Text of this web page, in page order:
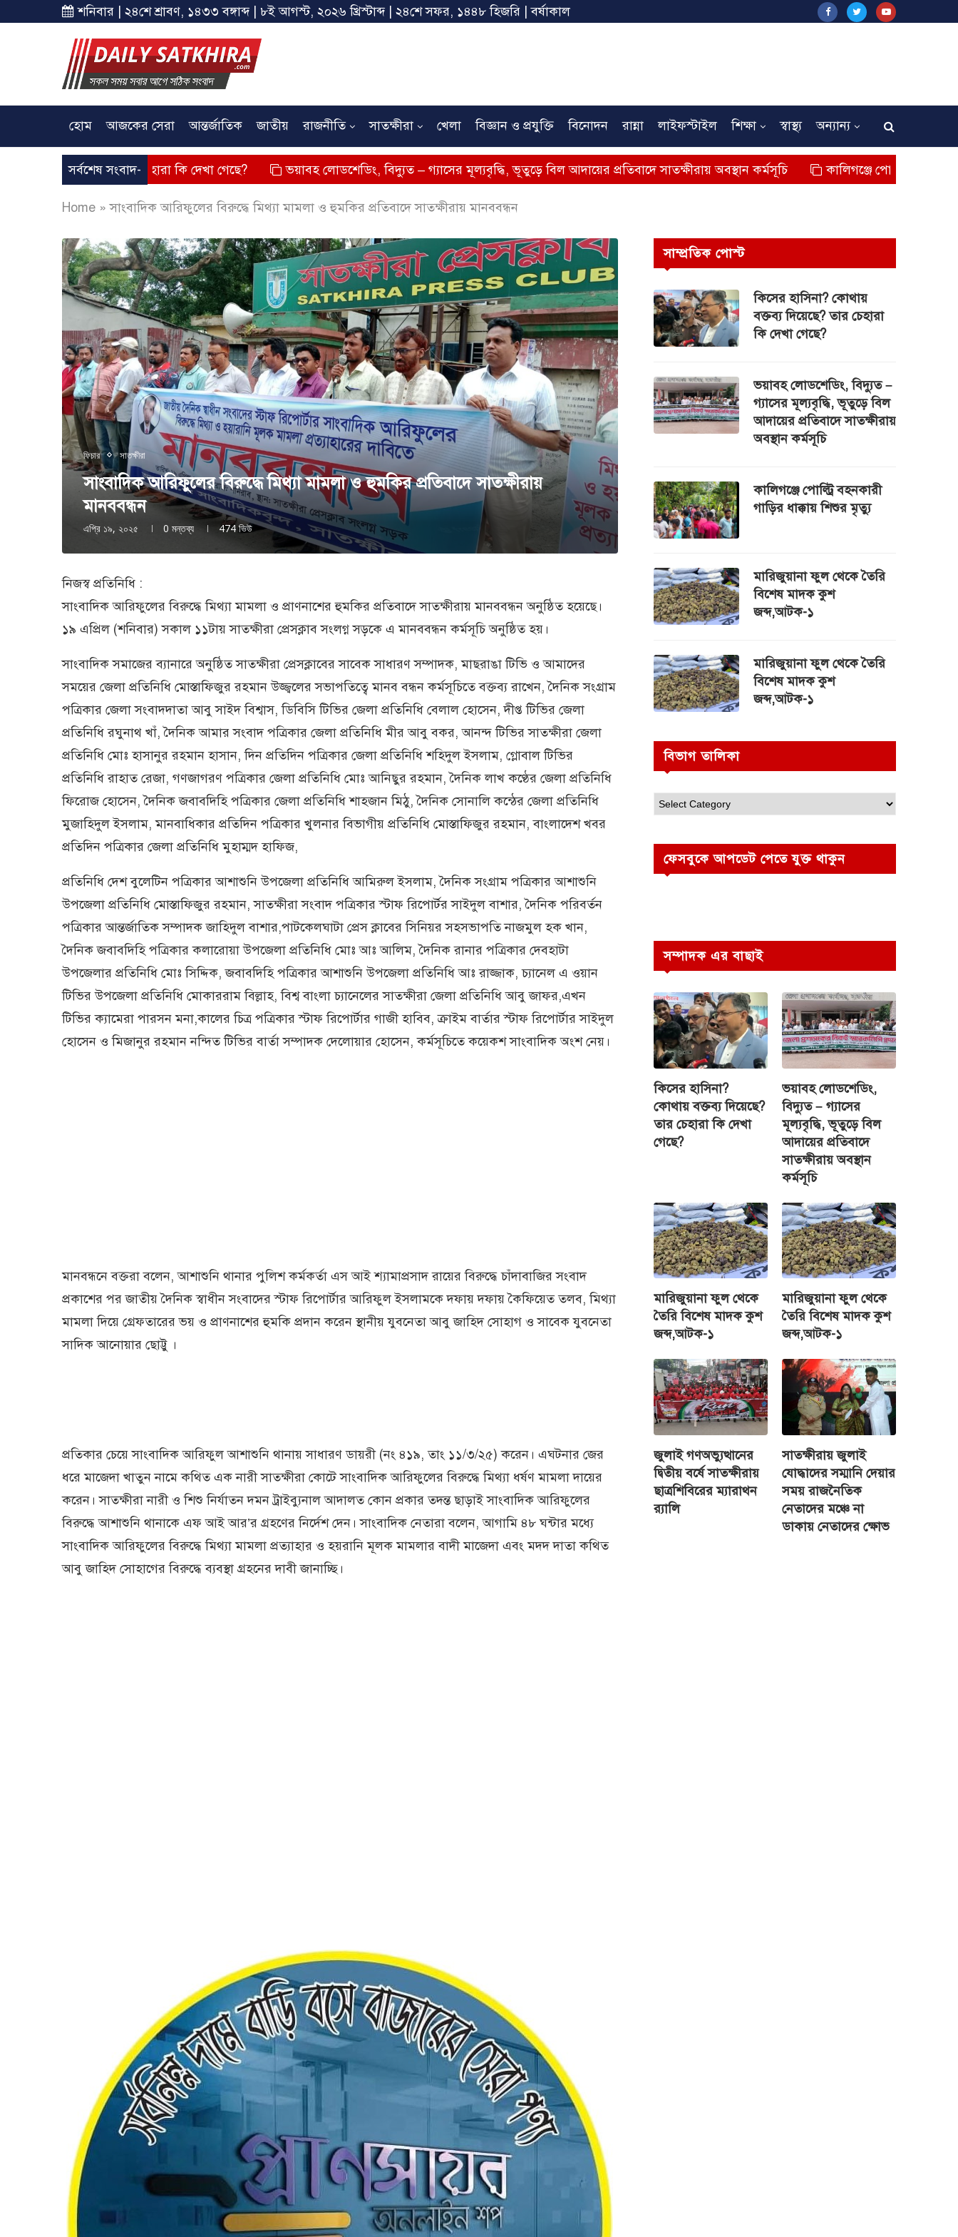
শনিবার | ২৪শে শ্রাবণ, ১৪৩৩ বঙ্গাব্দ | ৮ই আগস্ট, ২০২৬ খ্রিস্টাব্দ | ২৪শে সফর, ১৪৪৮ হিজরি | বর্ষাকাল
হোম আজকের সেরা আন্তর্জাতিক জাতীয় রাজনীতি সাতক্ষীরা খেলা বিজ্ঞান ও প্রযুক্তি বিনোদন রান্না লাইফস্টাইল শিক্ষা স্বাস্থ্য অন্যান্য
সর্বশেষ সংবাদ-
তার চেহারা কি দেখা গেছে? ভয়াবহ লোডশেডিং, বিদ্যুত – গ্যাসের মূল্যবৃদ্ধি, ভূতুড়ে বিল আদায়ের প্রতিবাদে সাতক্ষীরায় অবস্থান কর্মসূচি কালিগঞ্জে পোল্ট্রি বহনকারী গাড়ির
Home »সাংবাদিক আরিফুলের বিরুদ্ধে মিথ্যা মামলা ও হুমকির প্রতিবাদে সাতক্ষীরায় মানববন্ধন
ফিচার সাতক্ষীরা
সাংবাদিক আরিফুলের বিরুদ্ধে মিথ্যা মামলা ও হুমকির প্রতিবাদে সাতক্ষীরায়
মানববন্ধন
এপ্রি ১৯, ২০২৫ 0 মন্তব্য 474ভিউ
নিজস্ব প্রতিনিধি :
সাংবাদিক আরিফুলের বিরুদ্ধে মিথ্যা মামলা ও প্রাণনাশের হুমকির প্রতিবাদে সাতক্ষীরায় মানববন্ধন অনুষ্ঠিত হয়েছে।
১৯ এপ্রিল (শনিবার) সকাল ১১টায় সাতক্ষীরা প্রেসক্লাব সংলগ্ন সড়কে এ মানববন্ধন কর্মসূচি অনুষ্ঠিত হয়।
সাংবাদিক সমাজের ব্যানারে অনুষ্ঠিত সাতক্ষীরা প্রেসক্লাবের সাবেক সাধারণ সম্পাদক, মাছরাঙা টিভি ও আমাদের
সময়ের জেলা প্রতিনিধি মোস্তাফিজুর রহমান উজ্জ্বলের সভাপতিত্বে মানব বন্ধন কর্মসূচিতে বক্তব্য রাখেন, দৈনিক সংগ্রাম
পত্রিকার জেলা সংবাদদাতা আবু সাইদ বিশ্বাস, ডিবিসি টিভির জেলা প্রতিনিধি বেলাল হোসেন, দীপ্ত টিভির জেলা
প্রতিনিধি রঘুনাথ খাঁ, দৈনিক আমার সংবাদ পত্রিকার জেলা প্রতিনিধি মীর আবু বকর, আনন্দ টিভির সাতক্ষীরা জেলা
প্রতিনিধি মোঃ হাসানুর রহমান হাসান, দিন প্রতিদিন পত্রিকার জেলা প্রতিনিধি শহিদুল ইসলাম, গ্লোবাল টিভির
প্রতিনিধি রাহাত রেজা, গণজাগরণ পত্রিকার জেলা প্রতিনিধি মোঃ আনিছুর রহমান, দৈনিক লাখ কণ্ঠের জেলা প্রতিনিধি
ফিরোজ হোসেন, দৈনিক জবাবদিহি পত্রিকার জেলা প্রতিনিধি শাহজান মিঠু, দৈনিক সোনালি কন্ঠের জেলা প্রতিনিধি
মুজাহিদুল ইসলাম, মানবাধিকার প্রতিদিন পত্রিকার খুলনার বিভাগীয় প্রতিনিধি মোস্তাফিজুর রহমান, বাংলাদেশ খবর
প্রতিদিন পত্রিকার জেলা প্রতিনিধি মুহাম্মদ হাফিজ,
প্রতিনিধি দেশ বুলেটিন পত্রিকার আশাশুনি উপজেলা প্রতিনিধি আমিরুল ইসলাম, দৈনিক সংগ্রাম পত্রিকার আশাশুনি
উপজেলা প্রতিনিধি মোস্তাফিজুর রহমান, সাতক্ষীরা সংবাদ পত্রিকার স্টাফ রিপোর্টর সাইদুল বাশার, দৈনিক পরিবর্তন
পত্রিকার আন্তর্জাতিক সম্পাদক জাহিদুল বাশার,পাটকেলঘাটা প্রেস ক্লাবের সিনিয়র সহসভাপতি নাজমুল হক খান,
দৈনিক জবাবদিহি পত্রিকার কলারোয়া উপজেলা প্রতিনিধি মোঃ আঃ আলিম, দৈনিক রানার পত্রিকার দেবহাটা
উপজেলার প্রতিনিধি মোঃ সিদ্দিক, জবাবদিহি পত্রিকার আশাশুনি উপজেলা প্রতিনিধি আঃ রাজ্জাক, চ্যানেল এ ওয়ান
টিভির উপজেলা প্রতিনিধি মোকাররাম বিল্লাহ, বিশ্ব বাংলা চ্যানেলের সাতক্ষীরা জেলা প্রতিনিধি আবু জাফর,এখন
টিভির ক্যামেরা পারসন মনা,কালের চিত্র পত্রিকার স্টাফ রিপোর্টার গাজী হাবিব, ক্রাইম বার্তার স্টাফ রিপোর্টার সাইদুল
হোসেন ও মিজানুর রহমান নন্দিত টিভির বার্তা সম্পাদক দেলোয়ার হোসেন, কর্মসূচিতে কয়েকশ সাংবাদিক অংশ নেয়।
মানবন্ধনে বক্তরা বলেন, আশাশুনি থানার পুলিশ কর্মকর্তা এস আই শ্যামাপ্রসাদ রায়ের বিরুদ্ধে চাঁদাবাজির সংবাদ
প্রকাশের পর জাতীয় দৈনিক স্বাধীন সংবাদের স্টাফ রিপোর্টার আরিফুল ইসলামকে দফায় দফায় কৈফিয়েত তলব, মিথ্যা
মামলা দিয়ে গ্রেফতারের ভয় ও প্রাণনাশের হুমকি প্রদান করেন স্থানীয় যুবনেতা আবু জাহিদ সোহাগ ও সাবেক যুবনেতা
সাদিক আনোয়ার ছোট্টু ।
প্রতিকার চেয়ে সাংবাদিক আরিফুল আশাশুনি থানায় সাধারণ ডায়রী (নং ৪১৯, তাং ১১/৩/২৫) করেন। এঘটনার জের
ধরে মাজেদা খাতুন নামে কথিত এক নারী সাতক্ষীরা কোটে সাংবাদিক আরিফুলের বিরুদ্ধে মিথ্যা ধর্ষণ মামলা দায়ের
করেন। সাতক্ষীরা নারী ও শিশু নির্যাতন দমন ট্রাইব্যুনাল আদালত কোন প্রকার তদন্ত ছাড়াই সাংবাদিক আরিফুলের
বিরুদ্ধে আশাশুনি থানাকে এফ আই আর’র গ্রহণের নির্দেশ দেন। সাংবাদিক নেতারা বলেন, আগামি ৪৮ ঘন্টার মধ্যে
সাংবাদিক আরিফুলের বিরুদ্ধে মিথ্যা মামলা প্রত্যাহার ও হয়রানি মূলক মামলার বাদী মাজেদা এবং মদদ দাতা কথিত
আবু জাহিদ সোহাগের বিরুদ্ধে ব্যবস্থা গ্রহনের দাবী জানাচ্ছি।
সাম্প্রতিক পোস্ট
কিসের হাসিনা? কোথায়
বক্তব্য দিয়েছে? তার চেহারা
কি দেখা গেছে?
ভয়াবহ লোডশেডিং, বিদ্যুত –
গ্যাসের মূল্যবৃদ্ধি, ভূতুড়ে বিল
আদায়ের প্রতিবাদে সাতক্ষীরায়
অবস্থান কর্মসূচি
কালিগঞ্জে পোল্ট্রি বহনকারী
গাড়ির ধাক্কায় শিশুর মৃত্যু
মারিজুয়ানা ফুল থেকে তৈরি
বিশেষ মাদক কুশ
জব্দ,আটক-১
মারিজুয়ানা ফুল থেকে তৈরি
বিশেষ মাদক কুশ
জব্দ,আটক-১
বিভাগ তালিকা
ফেসবুকে আপডেট পেতে যুক্ত থাকুন
সম্পাদক এর বাছাই
কিসের হাসিনা?
কোথায় বক্তব্য দিয়েছে?
তার চেহারা কি দেখা
গেছে?
ভয়াবহ লোডশেডিং,
বিদ্যুত – গ্যাসের
মূল্যবৃদ্ধি, ভূতুড়ে বিল
আদায়ের প্রতিবাদে
সাতক্ষীরায় অবস্থান
কর্মসূচি
মারিজুয়ানা ফুল থেকে
তৈরি বিশেষ মাদক কুশ
জব্দ,আটক-১
মারিজুয়ানা ফুল থেকে
তৈরি বিশেষ মাদক কুশ
জব্দ,আটক-১
জুলাই গণঅভ্যুত্থানের
দ্বিতীয় বর্ষে সাতক্ষীরায়
ছাত্রশিবিরের ম্যারাথন
র‌্যালি
সাতক্ষীরায় জুলাই
যোদ্ধাদের সম্মানি দেয়ার
সময় রাজনৈতিক
নেতাদের মঞ্চে না
ডাকায় নেতাদের ক্ষোভ